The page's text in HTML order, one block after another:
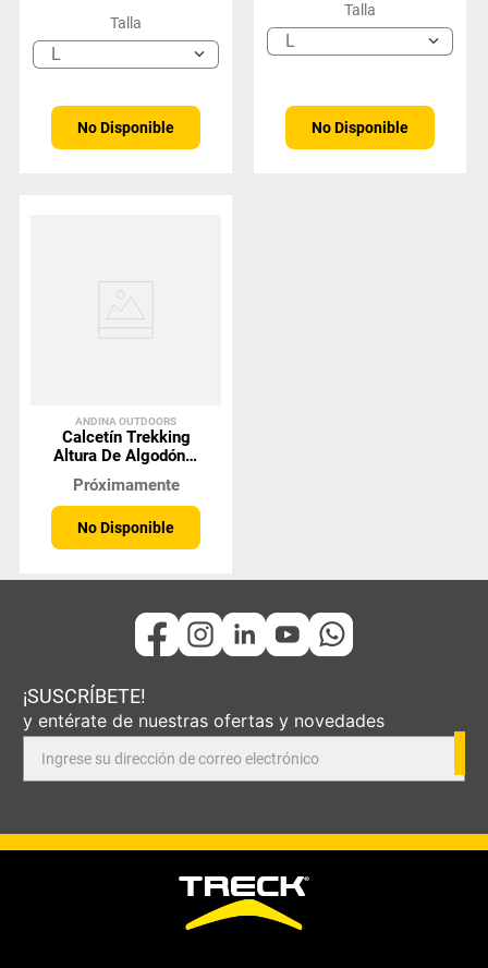
Talla
L
No Disponible
Talla
L
No Disponible
ANDINA OUTDOORS
Calcetín Trekking
Altura De Algodón Y
Pima 2Pack Gris -
Marrón
Próximamente
No Disponible
¡SUSCRÍBETE!
y entérate de nuestras ofertas y novedades